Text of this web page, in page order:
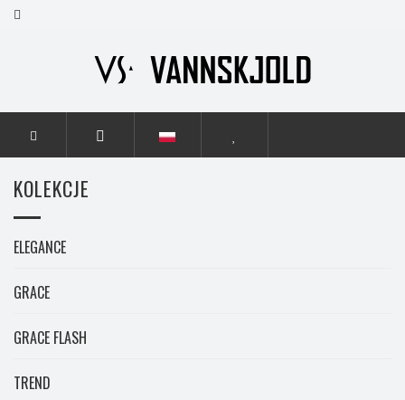
STRONA GŁÓWNA KOLEKCJE
KOLEKCJE
ELEGANCE
GRACE
GRACE FLASH
TREND